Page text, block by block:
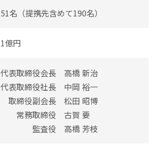
51名（提携先含めて190名）
1億円
代表取締役会長 高橋 新治
代表取締役社長 中岡 裕一
取締役副会長 松田 昭博
常務取締役 古賀 要
監査役 高橋 芳枝